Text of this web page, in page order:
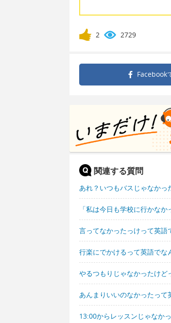
2 2729
Facebook
関連する質問
あれ？いつもバスじゃなかっ
「私は今日も学校に行かな
言ってなかったっけって英語
行楽にでかけるって英語でな
やるつもりじゃなかったけど
あんまりいいのなかったって
13:00からレッスンじゃなか